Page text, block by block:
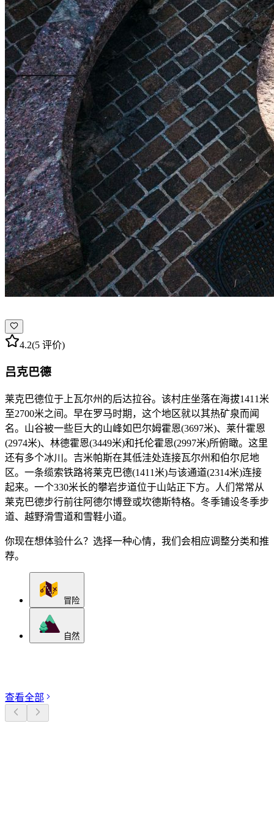
4.2(5 评价)
吕克巴德
莱克巴德位于上瓦尔州的后达拉谷。该村庄坐落在海拔1411米
至2700米之间。早在罗马时期，这个地区就以其热矿泉而闻
名。山谷被一些巨大的山峰如巴尔姆霍恩(3697米)、莱什霍恩
(2974米)、林德霍恩(3449米)和托伦霍恩(2997米)所俯瞰。这里
还有多个冰川。吉米帕斯在其低洼处连接瓦尔州和伯尔尼地
区。一条缆索铁路将莱克巴德(1411米)与该通道(2314米)连接
起来。一个330米长的攀岩步道位于山站正下方。人们常常从
莱克巴德步行前往阿德尔博登或坎德斯特格。冬季铺设冬季步
道、越野滑雪道和雪鞋小道。
你现在想体验什么？选择一种心情，我们会相应调整分类和推
荐。
冒险
自然
查看全部